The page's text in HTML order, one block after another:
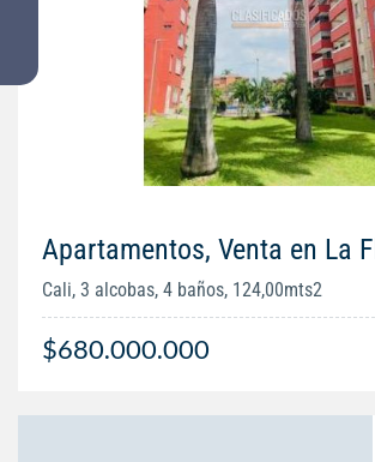
Apartamentos, Venta en La
Cali, 3 alcobas, 4 baños, 124,00mts2
$680.000.000